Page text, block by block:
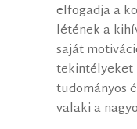
elfogadja a
létének a
saját
tekintélyeket
tudományos
valaki a